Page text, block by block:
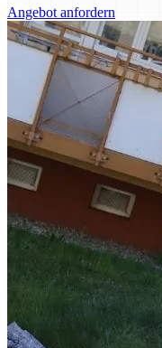
Angebot anfordern